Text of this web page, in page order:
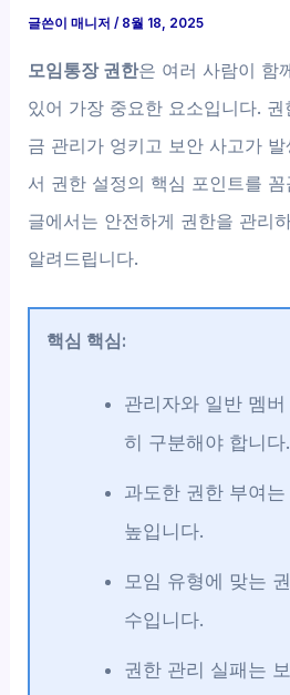
글쓴이매니저/ 8월 18, 2025
모임통장 권한은 여러 사람이 함
있어 가장 중요한 요소입니다.
금 관리가 엉키고 보안 사고가
서 권한 설정의 핵심 포인트를
글에서는 안전하게 권한을 관리
알려드립니다.
핵심 핵심:
관리자와 일반 멤
히 구분해야 합니다.
과도한 권한 부여
높입니다.
모임 유형에 맞는
수입니다.
권한 관리 실패는